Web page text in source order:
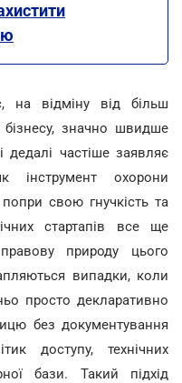
на відміну від більш
бізнесу, значно швидше
дедалі частіше заявляє
інструмент охорони
свою гнучкість та
стартапів все ще
природу цього
випадки, коли
просто декларативно
без документування
доступу, технічних
бази. Такий підхід